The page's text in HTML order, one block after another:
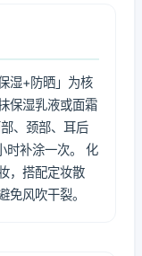
湿+防晒」为核
保湿乳液或面霜
、颈部、耳后
时补涂一次。 化
，搭配定妆散
免风吹干裂。